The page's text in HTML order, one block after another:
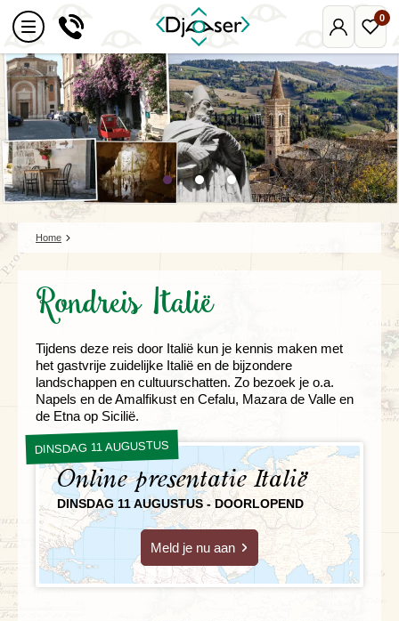
Mijn
Djoser
0
Home
Rondreis Italië
Tijdens deze reis door Italië kun je kennis maken met
het gastvrije zuidelijke Italië en de bijzondere
landschappen en cultuurschatten. Zo bezoek je o.a.
Napels en de Amalfikust en Cefalu, Mazara de Valle en
de Etna op Sicilië.
DINSDAG 11 AUGUSTUS
Online presentatie Italië
DINSDAG 11 AUGUSTUS - DOORLOPEND
Meld je nu aan